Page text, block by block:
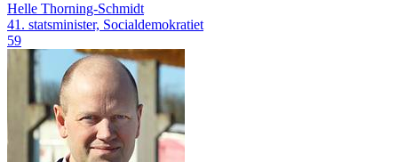
Helle Thorning-Schmidt
41. statsminister, Socialdemokratiet
59